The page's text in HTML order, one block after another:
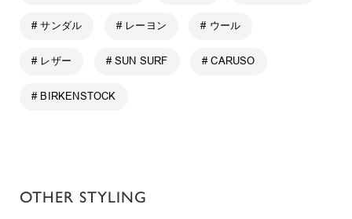
# サンダル # レーヨン # ウール
# レザー # SUN SURF # CARUSO
# BIRKENSTOCK
OTHER STYLING